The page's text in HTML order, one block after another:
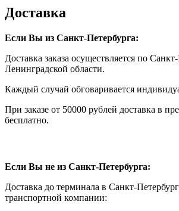
Доставка
Если Вы из Санкт-Петербурга:
Доставка заказа осуществляется по
Ленинградской области.
Каждый случай обговаривается
При заказе от 50000 рублей доставка в
бесплатно.
Если Вы не из Санкт-Петербурга:
Доставка до терминала в Санкт-
транспортной компании: